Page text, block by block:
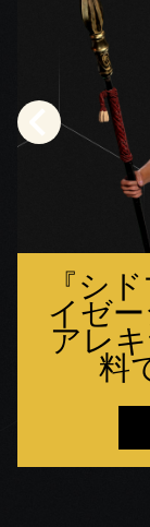
たも
す。
『シ
イゼ
アレ
料